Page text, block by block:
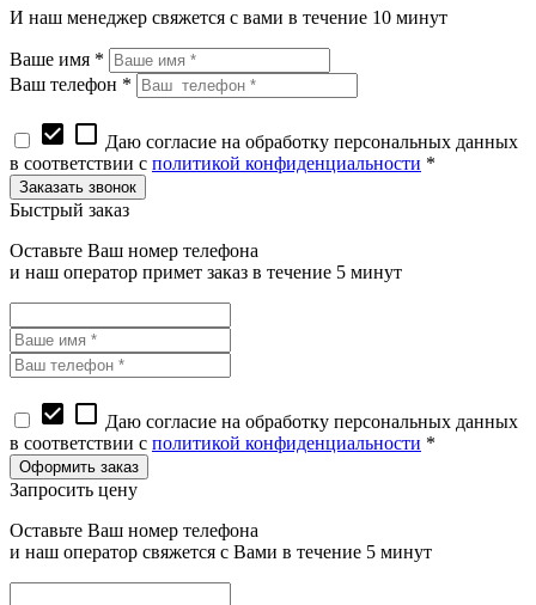
И наш менеджер свяжется с вами в течение 10 минут
Ваше имя *
Ваш телефон *
check_box check_box_outline_blank Даю согласие на обработку персональных данных
в соответствии с политикой конфиденциальности *
Быстрый заказ
Оставьте Ваш номер телефона
и наш оператор примет заказ в течение 5 минут
check_box check_box_outline_blank Даю согласие на обработку персональных данных
в соответствии с политикой конфиденциальности *
Запросить цену
Оставьте Ваш номер телефона
и наш оператор свяжется с Вами в течение 5 минут